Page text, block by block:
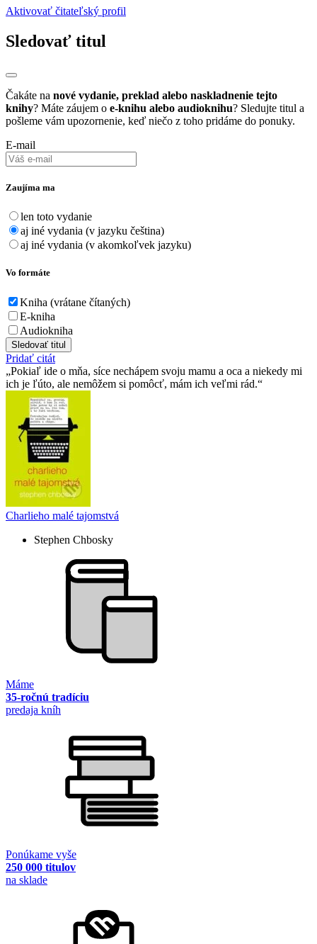
Aktivovať čitateľský profil
Sledovať titul
Čakáte na nové vydanie, preklad alebo naskladnenie tejto
knihy? Máte záujem o e-knihu alebo audioknihu? Sledujte titul a
pošleme vám upozornenie, keď niečo z toho pridáme do ponuky.
E-mail
Zaujíma ma
len toto vydanie
aj iné vydania (v jazyku čeština)
aj iné vydania (v akomkoľvek jazyku)
Vo formáte
Kniha (vrátane čítaných)
E-kniha
Audiokniha
Sledovať titul
Pridať citát
Pokiaľ ide o mňa, síce nechápem svoju mamu a oca a niekedy mi
ich je ľúto, ale nemôžem si pomôcť, mám ich veľmi rád.
Charlieho malé tajomstvá
Stephen Chbosky
Máme
35-ročnú tradíciu
predaja kníh
Ponúkame vyše
250 000 titulov
na sklade